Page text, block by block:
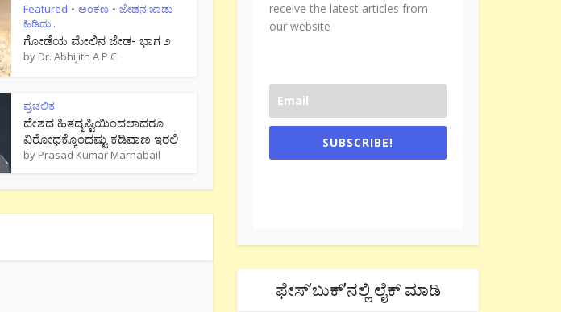
Featured • ಅಂಕಣ • ಜೇಡನ ಜಾಡು
ಹಿಡಿದು..
ಗೋಡೆಯ ಮೇಲಿನ ಜೇಡ- ಭಾಗ ೨
by Dr. Abhijith A P C
ಪ್ರಚಲಿತ
ದೇಶದ ಹಿತದೃಷ್ಟಿಯಿಂದಲಾದರೂ
ವಿರೋಧಕ್ಕೊಂದಷ್ಟು ಕಡಿವಾಣ ಇರಲಿ
by Prasad Kumar Marnabail
receive the latest articles from
our website
SUBSCRIBE!
ಫೇಸ್’ಬುಕ್’ನಲ್ಲಿ ಲೈಕ್ ಮಾಡಿ